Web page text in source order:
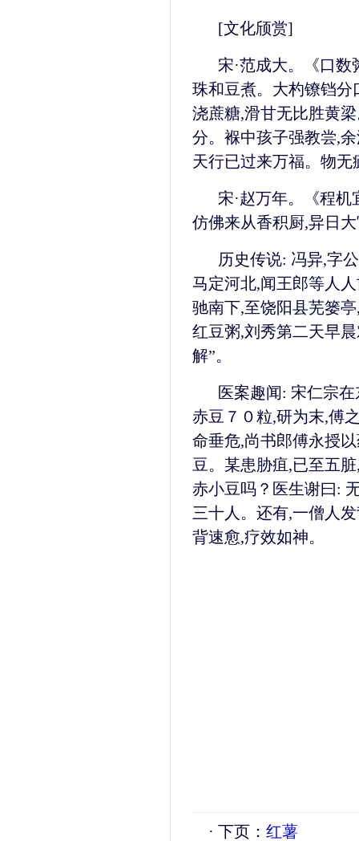
[文化颀赏]
宋·范成大。《口
珠和豆煮。大杓镣铛
浇蔗糖,滑甘无比胜黄
分。褓中孩子强教尝,
天行已过来万福。物无
宋·赵万年。《程
仿佛来从香积厨,异日
历史传说: 冯异,字
马定河北,闻王郎等人
驰南下,至饶阳县芜篓
红豆粥,刘秀第二天早
解”。
医案趣闻: 宋仁宗
赤豆７０粒,研为末,傅
命垂危,尚书郎傅永授
豆。某患胁疽,已至五
赤小豆吗？医生谢曰:
三十人。还有,一僧人
背速愈,疗效如神。
· 下页： 红薯